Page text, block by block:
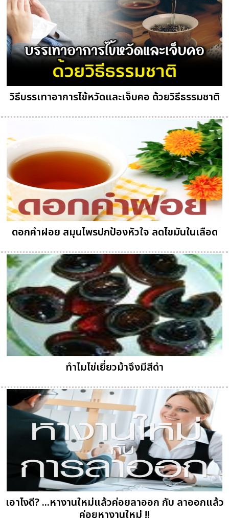
วิธีบรรเทาอาการไข้หวัดและเจ็บคอ ด้วยวิธีธรรมชาติ
ดอกคำฝอย สมุนไพรปกป้องหัวใจ ลดไขมันในเลือด
ทำไมไข่เยี่ยวม้าจึงมีสีดำ
เอาไงดี? ...หางานใหม่แล้วค่อยลาออก กับ ลาออกแล้ว